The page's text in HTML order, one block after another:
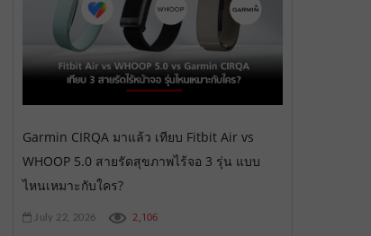
Garmin CIRQA มาแล้ว เทียบ Fitbit Air vs
WHOOP 5.0 สายรัดสุขภาพไร้จอ 3 รุ่น แบบ
ไหนเหมาะกับใคร?
July 22, 2026 2,106